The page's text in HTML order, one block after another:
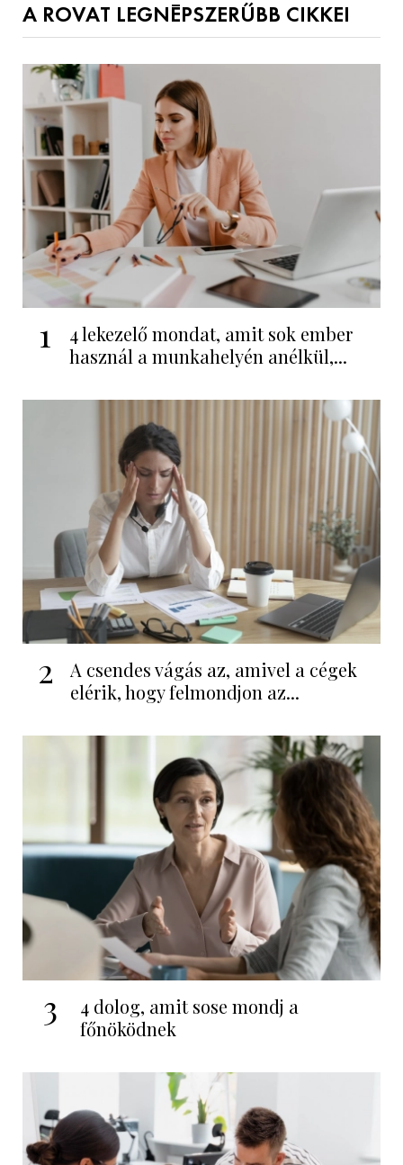
A ROVAT LEGNÉPSZERŰBB CIKKEI
1
4 lekezelő mondat, amit sok ember
használ a munkahelyén anélkül,...
2
A csendes vágás az, amivel a cégek
elérik, hogy felmondjon az...
3
4 dolog, amit sose mondj a
főnöködnek